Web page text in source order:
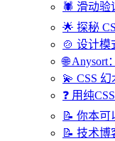
🕷️ 滑动验
🌟 探秘
🍲 设计模
🌐
💫 CSS
❓ 用纯
📝 你本可
📝 技术博